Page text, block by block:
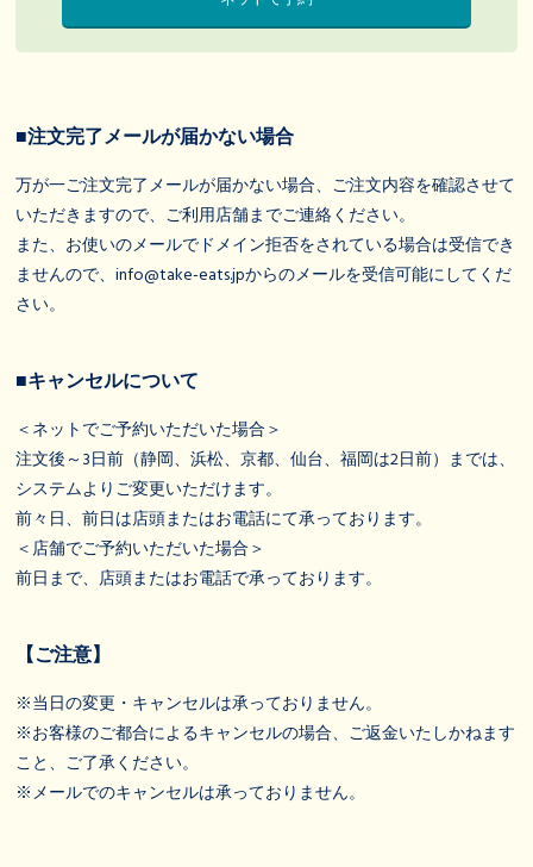
■注文完了メールが届かない場合
万が一ご注文完了メールが届かない場合、ご注文内容を確認させて
いただきますので、ご利用店舗までご連絡ください。
また、お使いのメールでドメイン拒否をされている場合は受信でき
ませんので、info@take-eats.jpからのメールを受信可能にしてくだ
さい。
■キャンセルについて
＜ネットでご予約いただいた場合＞
注文後～3日前（静岡、浜松、京都、仙台、福岡は2日前）までは、
システムよりご変更いただけます。
前々日、前日は店頭またはお電話にて承っております。
＜店舗でご予約いただいた場合＞
前日まで、店頭またはお電話で承っております。
【ご注意】
※当日の変更・キャンセルは承っておりません。
※お客様のご都合によるキャンセルの場合、ご返金いたしかねます
こと、ご了承ください。
※メールでのキャンセルは承っておりません。